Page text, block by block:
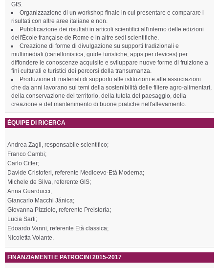
GIS.
Organizzazione di un workshop finale in cui presentare e comparare i
risultati con altre aree italiane e non.
Pubblicazione dei risultati in articoli scientifici all'interno delle edizioni
dell'École française de Rome e in altre sedi scientifiche.
Creazione di forme di divulgazione su supporti tradizionali e
multimediali (cartellonistica, guide turistiche, apps per devices) per
diffondere le conoscenze acquisite e sviluppare nuove forme di fruizione a
fini culturali e turistici dei percorsi della transumanza.
Produzione di materiali di supporto alle istituzioni e alle associazioni
che da anni lavorano sui temi della sostenibilità delle filiere agro-alimentari,
della conservazione del territorio, della tutela del paesaggio, della
creazione e del mantenimento di buone pratiche nell'allevamento.
ÉQUIPE DI RICERCA
Andrea Zagli, responsabile scientifico;
Franco Cambi;
Carlo Citter;
Davide Cristoferi, referente Medioevo-Età Moderna;
Michele de Silva, referente GIS;
Anna Guarducci;
Giancarlo Macchi Jánica;
Giovanna Pizziolo, referente Preistoria;
Lucia Sarti;
Edoardo Vanni, referente Età classica;
Nicoletta Volante.
FINANZIAMENTI E PATROCINI 2015-2017